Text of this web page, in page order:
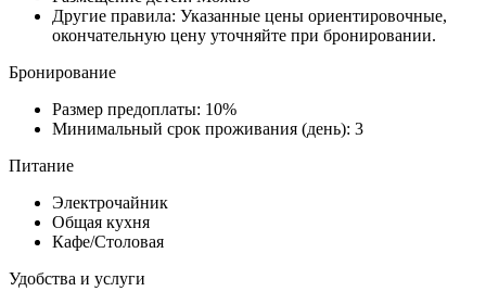
Другие правила: Указанные цены ориентировочные,
окончательную цену уточняйте при бронировании.
Бронирование
Размер предоплаты: 10%
Минимальный срок проживания (день): 3
Питание
Электрочайник
Общая кухня
Кафе/Столовая
Удобства и услуги